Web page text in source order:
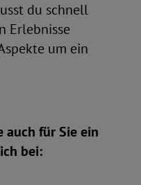
du schnell
Erlebnisse
um ein
auch für Sie ein
bei: